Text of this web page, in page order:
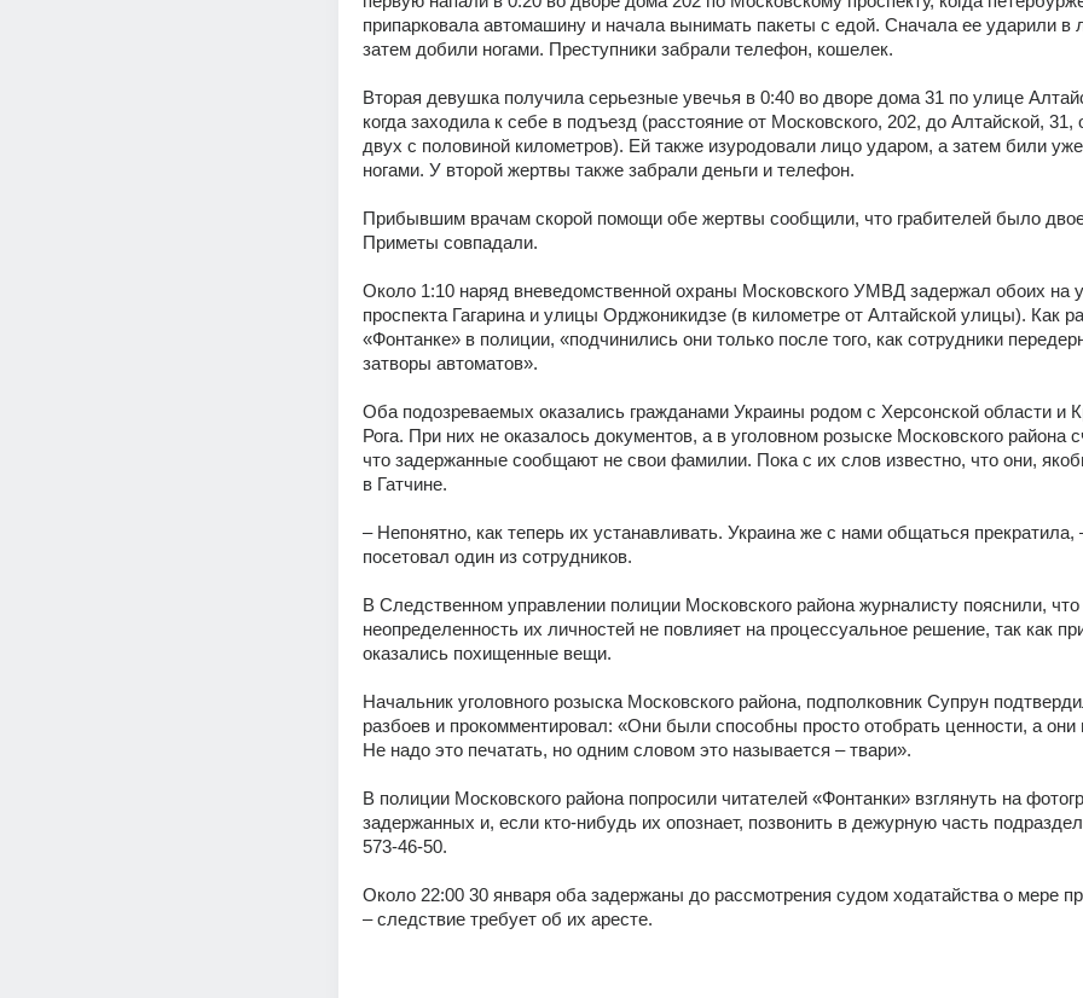
припарковала автомашину и начала вынимать пакеты с едой. Сначала ее ударили в
затем добили ногами. Преступники забрали телефон, кошелек.
Вторая девушка получила серьезные увечья в 0:40 во дворе дома 31 по улице
когда заходила к себе в подъезд (расстояние от Московского, 202, до Алтайской, 31,
двух с половиной километров). Ей также изуродовали лицо ударом, а затем били
ногами. У второй жертвы также забрали деньги и телефон.
Прибывшим врачам скорой помощи обе жертвы сообщили, что грабителей было
Приметы совпадали.
Около 1:10 наряд вневедомственной охраны Московского УМВД задержал обоих на
проспекта Гагарина и улицы Орджоникидзе (в километре от Алтайской улицы). Как
«Фонтанке» в полиции, «подчинились они только после того, как сотрудники
затворы автоматов».
Оба подозреваемых оказались гражданами Украины родом с Херсонской области и
Рога. При них не оказалось документов, а в уголовном розыске Московского района
что задержанные сообщают не свои фамилии. Пока с их слов известно, что они,
в Гатчине.
– Непонятно, как теперь их устанавливать. Украина же с нами общаться прекратила,
посетовал один из сотрудников.
В Следственном управлении полиции Московского района журналисту пояснили, что
неопределенность их личностей не повлияет на процессуальное решение, так как
оказались похищенные вещи.
Начальник уголовного розыска Московского района, подполковник Супрун
разбоев и прокомментировал: «Они были способны просто отобрать ценности, а они
Не надо это печатать, но одним словом это называется – твари».
В полиции Московского района попросили читателей «Фонтанки» взглянуть на
задержанных и, если кто-нибудь их опознает, позвонить в дежурную часть
573-46-50.
Около 22:00 30 января оба задержаны до рассмотрения судом ходатайства о мере
– следствие требует об их аресте.